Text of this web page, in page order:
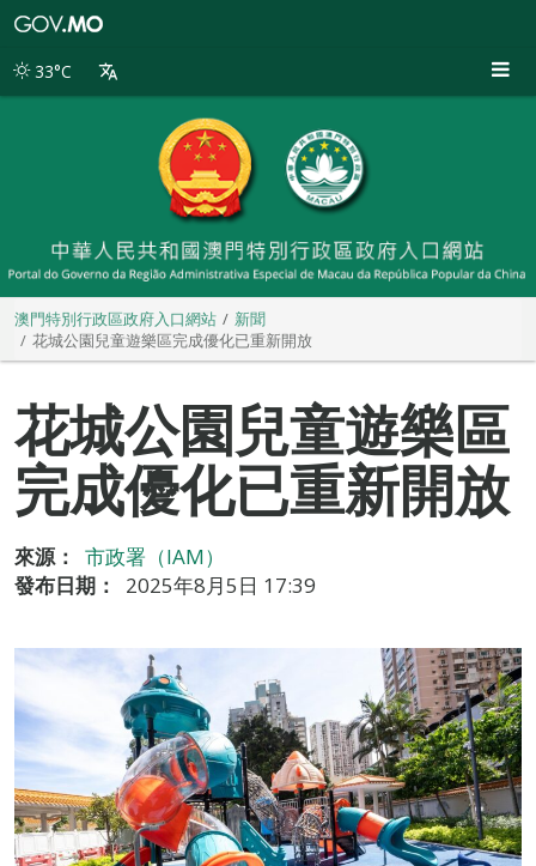
別
33°C
澳門特別行政區政府入口網站
新聞
花城公園兒童遊樂區完成優化已重新開放
花城公園兒童遊樂區
完成優化已重新開放
來源：
市政署（IAM）
發布日期：
2025年8月5日 17:39